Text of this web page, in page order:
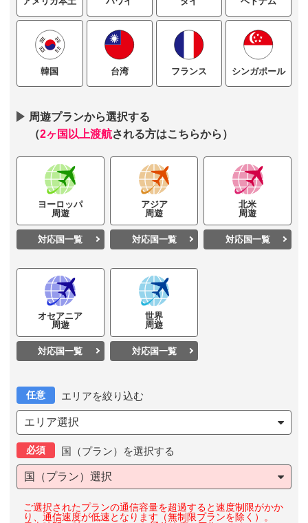
韓国 台湾 フランス シンガポール
周遊プランから選択する
（2ヶ国以上渡航される方はこちらから）
ヨーロッパ
周遊
対応国一覧
アジア
周遊
対応国一覧
北米
周遊
対応国一覧
オセアニア
周遊
対応国一覧
世界
周遊
対応国一覧
任意 エリアを絞り込む
エリア選択
必須 国（プラン）を選択する
国（プラン）選択
ご選択されたプランの通信容量を超過すると速度制限がかか
り、通信速度が低速となります（無制限プランを除く）。